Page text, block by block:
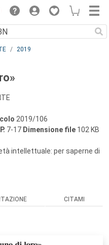
2019
2019/106
P. 7-17 Dimensione file 102 KB
intellettuale: per saperne di
CITAMI